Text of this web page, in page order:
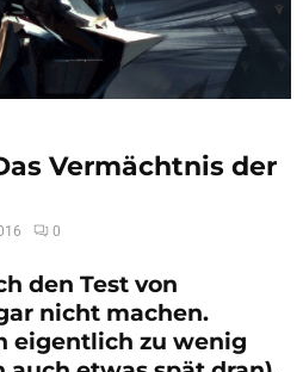
Vermächtnis der
0
den Test von
nicht machen.
eigentlich zu wenig